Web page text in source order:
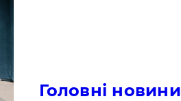
Головні новини